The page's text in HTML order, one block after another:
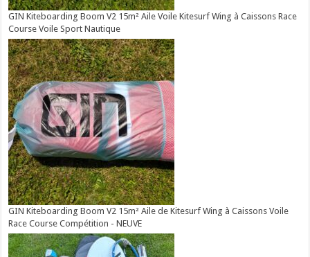
GIN Kiteboarding Boom V2 15m² Aile Voile Kitesurf Wing à Caissons Race
Course Voile Sport Nautique
GIN Kiteboarding Boom V2 15m² Aile de Kitesurf Wing à Caissons Voile
Race Course Compétition - NEUVE